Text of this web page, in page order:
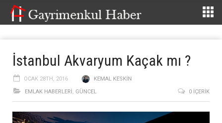
İstanbul Akvaryum Kaçak mı ?
OCAK 28TH, 2016
KEMAL KESKIN
EMLAK HABERLERI, GÜNCEL 0 İÇERIK